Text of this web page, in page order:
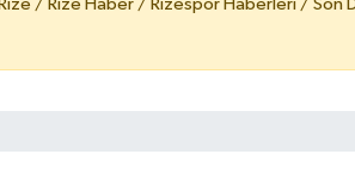
/ Rize Haber / Rizespor Haberleri / Son